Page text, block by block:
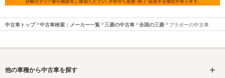
中古車トップ 中古車検索：メーカー一覧 三菱の中古車 全国の三菱 ブラボーの中古車
他の車種から中古車を探す